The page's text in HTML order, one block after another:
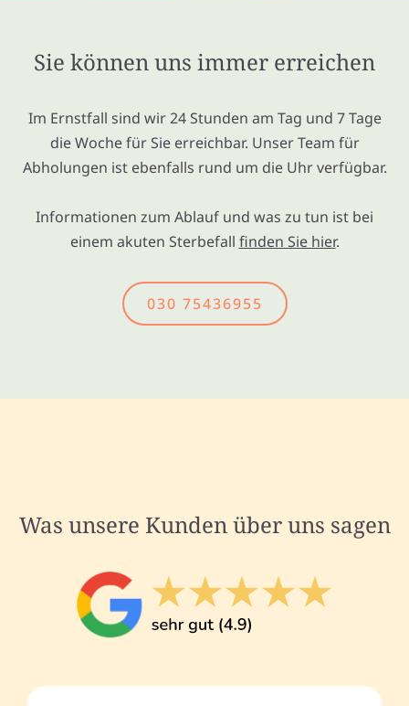
Sie können uns immer erreichen
Im Ernstfall sind wir 24 Stunden am Tag und 7 Tage
die Woche für Sie erreichbar. Unser Team für
Abholungen ist ebenfalls rund um die Uhr verfügbar.
Informationen zum Ablauf und was zu tun ist bei
einem akuten Sterbefall finden Sie hier.
030 75436955
Was unsere Kunden über uns sagen